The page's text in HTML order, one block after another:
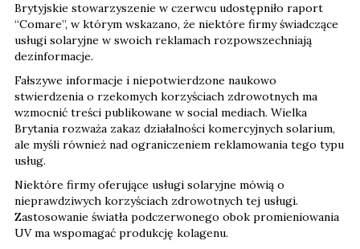
Brytyjskie stowarzyszenie w czerwcu udostępniło raport
“Comare”, w którym wskazano, że niektóre firmy świadczące
usługi solaryjne w swoich reklamach rozpowszechniają
dezinformacje.
Fałszywe informacje i niepotwierdzone naukowo
stwierdzenia o rzekomych korzyściach zdrowotnych ma
wzmocnić treści publikowane w social mediach. Wielka
Brytania rozważa zakaz działalności komercyjnych solarium,
ale myśli również nad ograniczeniem reklamowania tego typu
usług.
Niektóre firmy oferujące usługi solaryjne mówią o
nieprawdziwych korzyściach zdrowotnych tej usługi.
Zastosowanie światła podczerwonego obok promieniowania
UV ma wspomagać produkcję kolagenu.